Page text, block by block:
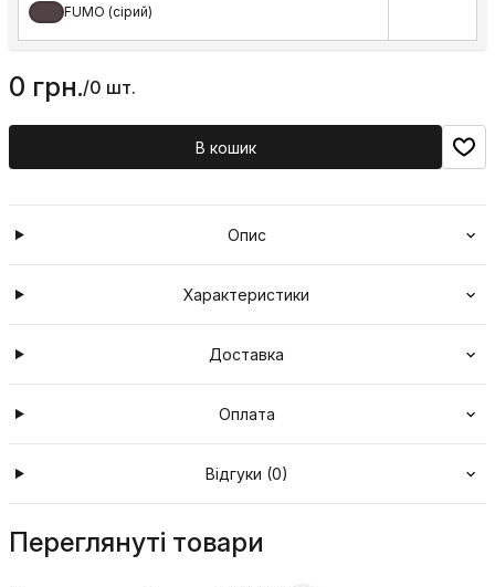
FUMO (сірий)
0 грн./0 шт.
В кошик
Опис
Характеристики
Доставка
Оплата
Відгуки (0)
Переглянуті товари